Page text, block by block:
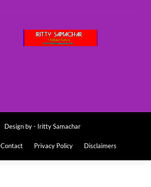
Design by - Iritty Samachar
Contact Privacy Policy Disclaimers